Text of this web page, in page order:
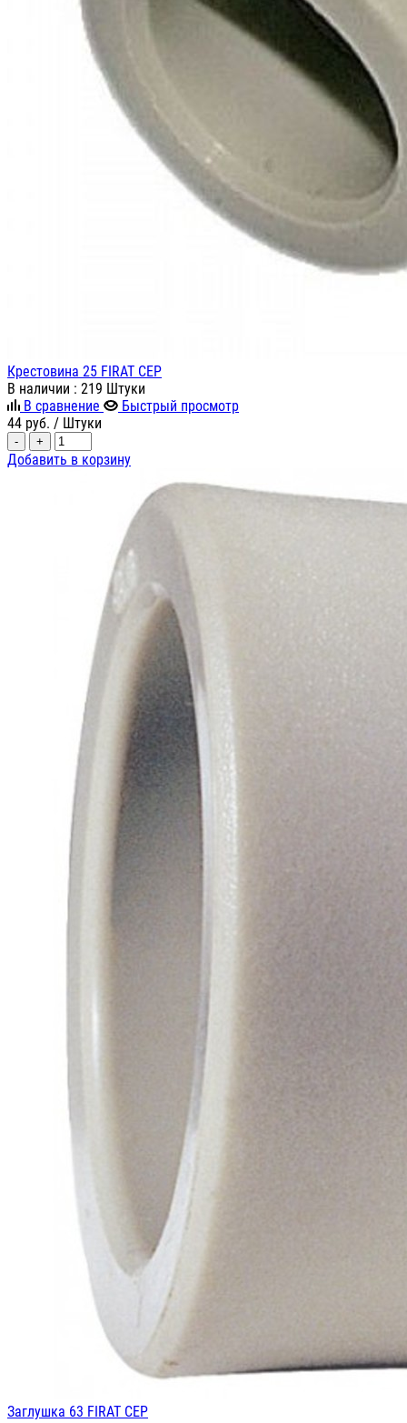
Крестовина 25 FIRAT СЕР
В наличии : 219 Штуки
В сравнение
Быстрый просмотр
44 руб. / Штуки
- +
Добавить в корзину
Заглушка 63 FIRAT СЕР